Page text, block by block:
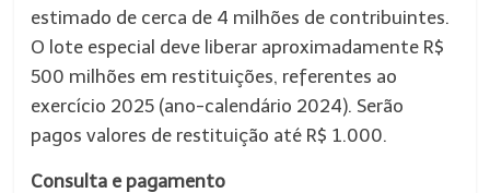
estimado de cerca de 4 milhões de contribuintes.
O lote especial deve liberar aproximadamente R$
500 milhões em restituições, referentes ao
exercício 2025 (ano-calendário 2024). Serão
pagos valores de restituição até R$ 1.000.
Consulta e pagamento